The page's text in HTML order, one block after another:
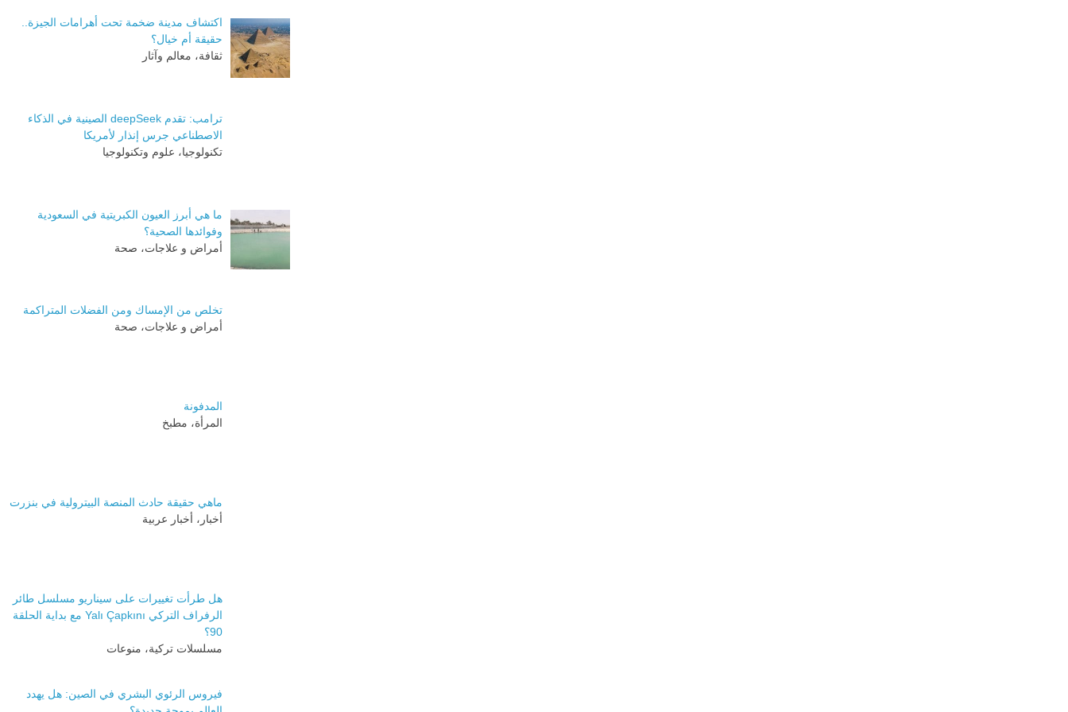
اكتشاف مدينة ضخمة تحت أهرامات الجيزة..
حقيقة أم خيال؟
ثقافة، معالم وآثار
ترامب: تقدم deepSeek الصينية في الذكاء
الاصطناعي جرس إنذار لأمريكا
تكنولوجيا، علوم وتكنولوجيا
ما هي أبرز العيون الكبريتية في السعودية
وفوائدها الصحية؟
أمراض و علاجات، صحة
تخلص من الإمساك ومن الفضلات المتراكمة
أمراض و علاجات، صحة
المدفونة
المرأة، مطبخ
ماهي حقيقة حادث المنصة البيترولية في بنزرت
أخبار، أخبار عربية
هل طرأت تغييرات على سيناريو مسلسل طائر
الرفراف التركي Yalı Çapkını مع بداية الحلقة
90؟
مسلسلات تركية، منوعات
فيروس الرئوي البشري في الصين: هل يهدد